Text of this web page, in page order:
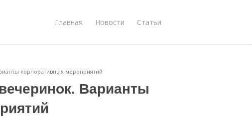
Главная Новости Статьи
корпоративных мероприятий
Варианты